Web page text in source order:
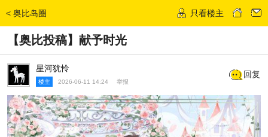
发话题
【奥比投稿】献予时光
星河犹怜
楼主 2026-06-11 14:24 举报
回复
< 奥比岛圈 只看楼主